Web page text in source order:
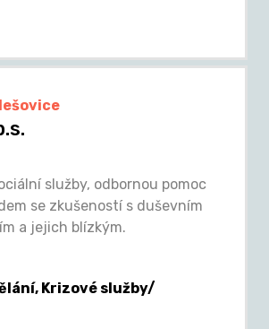
služby, odbornou pomoc
se zkušeností s duševním
a jejich blízkým.
Krizové služby/